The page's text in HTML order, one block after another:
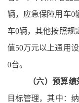
辆，应急保障用车0
车0辆，其他按照规
值50万元以上通用
0台。
（六）预算
目标管理，其中：